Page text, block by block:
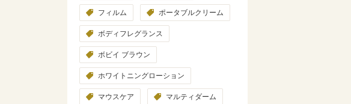
フィルム ポータブルクリーム
ボディフレグランス
ボビイ ブラウン
ホワイトニングローション
マウスケア マルティダーム